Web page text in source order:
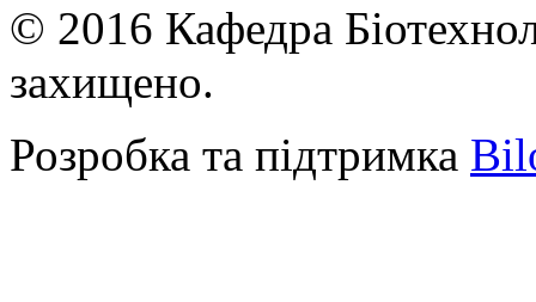
© 2016 Кафедра
захищено.
Розробка та підтримка